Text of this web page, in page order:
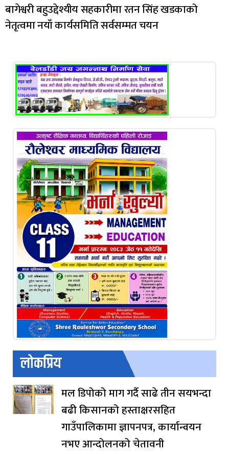
बागेश्वरी बहुउद्देश्यीय सहकारीमा रतन सिंह खडकाको
नेतृत्वमा नयाँ कार्यसमिति सर्वसम्मत चयन
लोकप्रिय
मल डिपोको माग गर्दै साढे तीन सयभन्दा
बढी किसानको हस्ताक्षरसहित
गाउँपालिकामा ज्ञापनपत्र, कार्यान्वयन
नभए आन्दोलनको चेतावनी